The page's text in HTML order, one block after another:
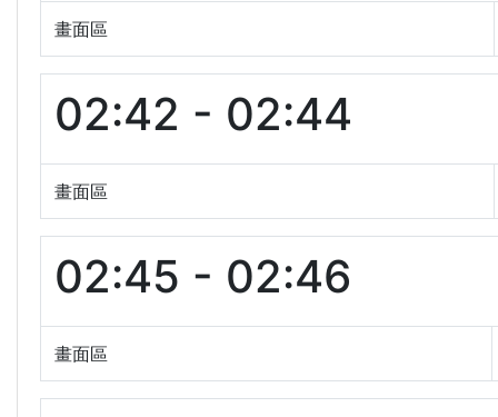
畫面區
02:42 - 02:44
畫面區
02:45 - 02:46
畫面區